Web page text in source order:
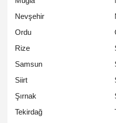
Nevşehir
Ordu
Rize
Samsun
Siirt
Şırnak
Tekirdağ